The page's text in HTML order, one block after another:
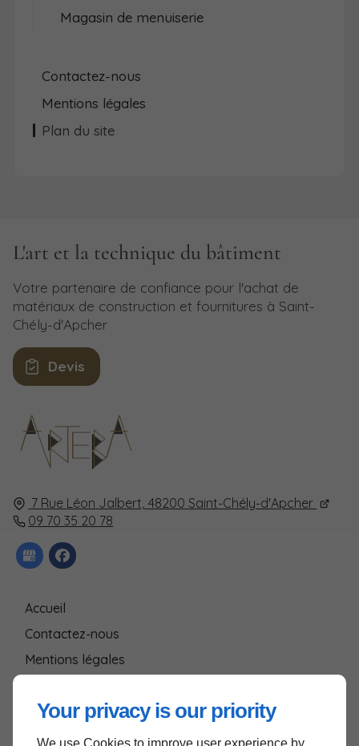
Your privacy is our priority
We use Cookies to improve user experience by
Magasin de menuiserie
Contactez-nous
Mentions légales
Plan du site
7 Rue Léon Jalbert, 48200 Saint-Chély-d'Apcher
09 70 35 20 78
Accueil
Contactez-nous
Mentions légales
L'art et la technique du bâtiment
Votre partenaire de confiance pour l'achat de
matériaux de construction et fournitures à Saint-
Chély-d'Apcher
Devis